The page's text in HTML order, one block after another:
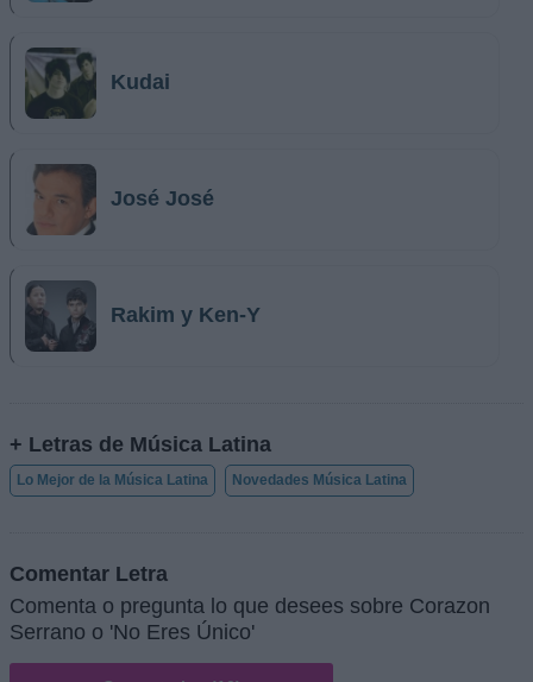
Kudai
José José
Rakim y Ken-Y
+ Letras de Música Latina
Lo Mejor de la Música Latina Novedades Música Latina
Comentar Letra
Comenta o pregunta lo que desees sobre Corazon
Serrano o 'No Eres Único'